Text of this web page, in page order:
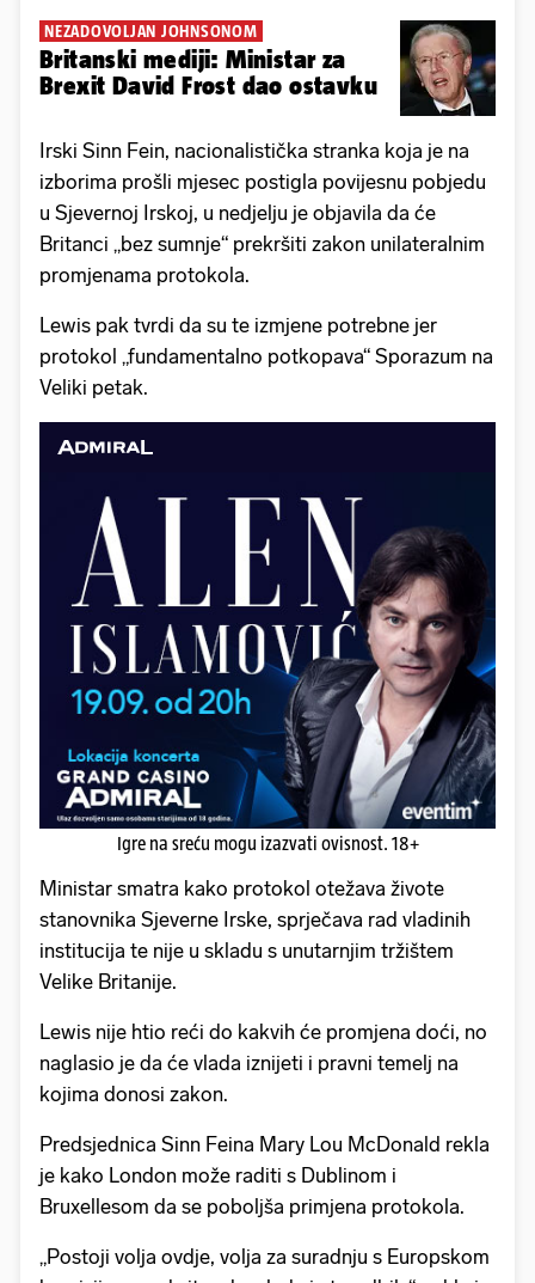
NEZADOVOLJAN JOHNSONOM
Britanski mediji: Ministar za
Brexit David Frost dao ostavku
Irski Sinn Fein, nacionalistička stranka koja je na
izborima prošli mjesec postigla povijesnu pobjedu
u Sjevernoj Irskoj, u nedjelju je objavila da će
Britanci „bez sumnje“ prekršiti zakon unilateralnim
promjenama protokola.
Lewis pak tvrdi da su te izmjene potrebne jer
protokol „fundamentalno potkopava“ Sporazum na
Veliki petak.
Igre na sreću mogu izazvati ovisnost. 18+
Ministar smatra kako protokol otežava živote
stanovnika Sjeverne Irske, sprječava rad vladinih
institucija te nije u skladu s unutarnjim tržištem
Velike Britanije.
Lewis nije htio reći do kakvih će promjena doći, no
naglasio je da će vlada iznijeti i pravni temelj na
kojima donosi zakon.
Predsjednica Sinn Feina Mary Lou McDonald rekla
je kako London može raditi s Dublinom i
Bruxellesom da se poboljša primjena protokola.
„Postoji volja ovdje, volja za suradnju s Europskom